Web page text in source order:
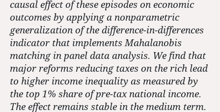
causal effect of these episodes on economic
outcomes by applying a nonparametric
generalization of the difference-in-differences
indicator that implements Mahalanobis
matching in panel data analysis. We find that
major reforms reducing taxes on the rich lead
to higher income inequality as measured by
the top 1% share of pre-tax national income.
The effect remains stable in the medium term.